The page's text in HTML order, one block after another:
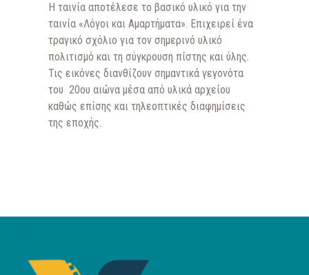
H ταινία αποτέλεσε το βασικό υλικό για την
ταινία «Λόγοι και Αμαρτήματα». Επιχειρεί ένα
τραγικό σχόλιο για τον σημερινό υλικό
πολιτισμό και τη σύγκρουση πίστης και ύλης.
Τις εικόνες διανθίζουν σημαντικά γεγονότα
του 20ου αιώνα μέσα από υλικά αρχείου
καθώς επίσης και τηλεοπτικές διαφημίσεις
της εποχής.